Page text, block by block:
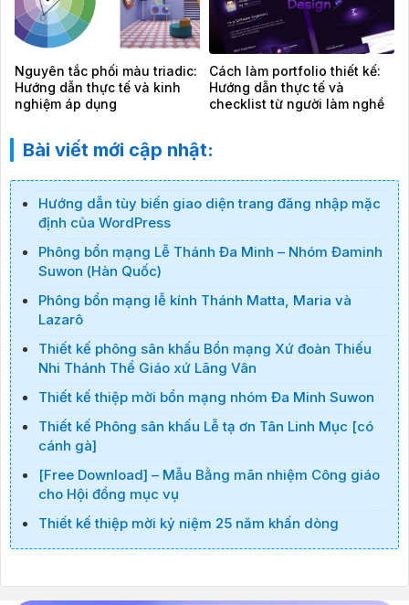
Nguyên tắc phối màu triadic:
Hướng dẫn thực tế và kinh
nghiệm áp dụng
Cách làm portfolio thiết kế:
Hướng dẫn thực tế và
checklist từ người làm nghề
Bài viết mới cập nhật:
Hướng dẫn tùy biến giao diện trang đăng nhập mặc
định của WordPress
Phông bổn mạng Lễ Thánh Đa Minh – Nhóm Đaminh
Suwon (Hàn Quốc)
Phông bổn mạng lễ kính Thánh Matta, Maria và
Lazarô
Thiết kế phông sân khấu Bổn mạng Xứ đoàn Thiếu
Nhi Thánh Thể Giáo xứ Lãng Vân
Thiết kế thiệp mời bổn mạng nhóm Đa Minh Suwon
Thiết kế Phông sân khấu Lễ tạ ơn Tân Linh Mục [có
cánh gà]
[Free Download] – Mẫu Bằng mãn nhiệm Công giáo
cho Hội đồng mục vụ
Thiết kế thiệp mời kỷ niệm 25 năm khấn dòng